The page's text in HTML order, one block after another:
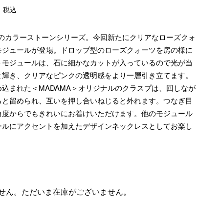
税込
カラーストーンシリーズ。今回新たにクリアなローズクォ
ュールが登場。ドロップ型のローズクォーツを房の様に
ジュールは、石に細かなカットが入っているので光が当
き、クリアなピンクの透明感をより一層引き立てます。
まれた＜MADAMA＞オリジナルのクラスプは、回しなが
留められ、互いを押し合いねじると外れます。つなぎ目
からでもきれいにお着けいただけます。他のモジュール
にアクセントを加えたデザインネックレスとしてお楽し
ん。ただいま在庫がございません。